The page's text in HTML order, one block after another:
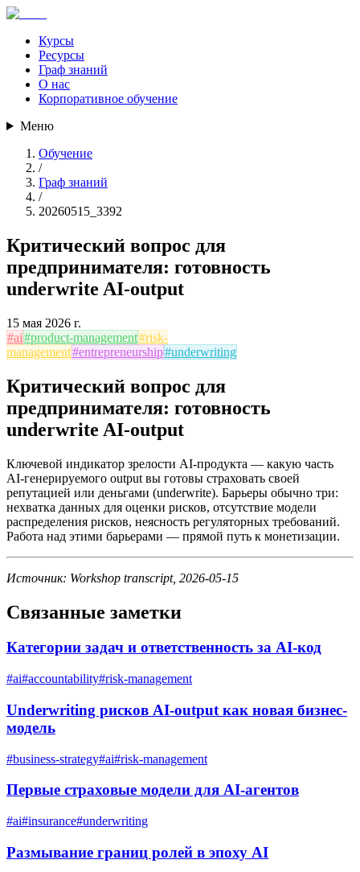
Курсы
Ресурсы
Граф знаний
О нас
Корпоративное обучение
Меню
Обучение
/
Граф знаний
/
20260515_3392
Критический вопрос для
предпринимателя: готовность
underwrite AI-output
15 мая 2026 г.
#ai#product-management#risk-
management#entrepreneurship#underwriting
Критический вопрос для
предпринимателя: готовность
underwrite AI-output
Ключевой индикатор зрелости AI-продукта — какую часть
AI-генерируемого output вы готовы страховать своей
репутацией или деньгами (underwrite). Барьеры обычно три:
нехватка данных для оценки рисков, отсутствие модели
распределения рисков, неясность регуляторных требований.
Работа над этими барьерами — прямой путь к монетизации.
Источник: Workshop transcript, 2026-05-15
Связанные заметки
Категории задач и ответственность за AI-код
#ai#accountability#risk-management
Underwriting рисков AI-output как новая бизнес-
модель
#business-strategy#ai#risk-management
Первые страховые модели для AI-агентов
#ai#insurance#underwriting
Размывание границ ролей в эпоху AI